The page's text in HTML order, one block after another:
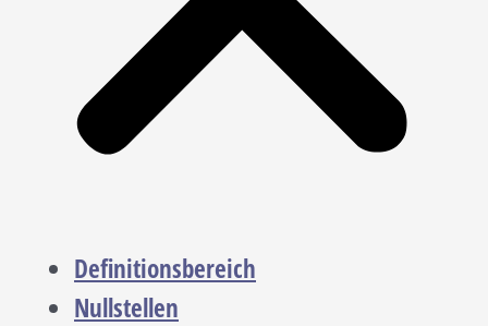
Definitionsbereich
Nullstellen